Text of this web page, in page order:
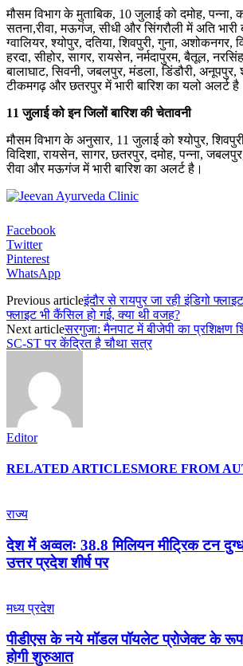
मौसम विभाग के मुताबिक, 10 जुलाई को दमोह, पन्ना,
सतना,रीवा, मऊगंज, सीधी और सिंगरौली में अति भारी
ग्वालियर, श्योपुर, दतिया, शिवपुरी, गुना, अशोकनगर,
हरदा, सीहोर, सागर, रायसेन, नर्मदापुरम, बैतूल,
बालाघाट, सिवनी, जबलपुर, मंडला, डिंडौरी, अनूपपुर,
टीकमगढ़ और छतरपुर में भारी बारिश का यलो अलर्ट
11 जुलाई को इन जिलों बारिश की चेतावनी
मौसम विभाग के अनुसार, 11 जुलाई को श्योपुर,
विदिशा, रायसेन, सागर, छतरपुर, दमोह, पन्ना,
रीवा और मऊगंज में भारी बारिश का अलर्ट है।
Facebook
Twitter
Pinterest
WhatsApp
Previous articleइंदौर से रायपुर जा रही इंडिगो
फ्लाइट भी कैंसिल हो गई, क्या थी वजह?
Next articleसरगुजा: मैनपाट में बीजेपी का प्रशिक्षण
SC-ST पर केंद्रित है चौथा सत्र
Editor
RELATED ARTICLESMORE FROM
राज्य
देश में अव्वलः 38.8 मिलियन मीट्रिक टन
उत्तर प्रदेश शीर्ष पर
मध्य प्रदेश
पीडीएस के नये मॉडल पॉयलेट प्रोजेक्ट के रूप
होगी शुरुआत